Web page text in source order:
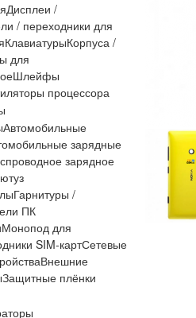
Дисплеи /
/ переходники для
КлавиатурыКорпуса /
для
Шлейфы
процессора
Автомобильные
зарядные
зарядное
Гарнитуры /
ПК
Монопод для
SIM-картСетевые
Внешние
Защитные плёнки